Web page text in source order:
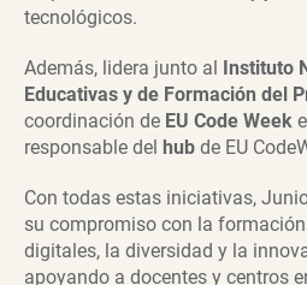
tecnológicos.
Además, lidera junto al Instituto
Educativas y de Formación del
coordinación de EU Code Week
responsable del hub de EU
Con todas estas iniciativas,
su compromiso con la
digitales, la diversidad y la
apoyando a docentes y centros